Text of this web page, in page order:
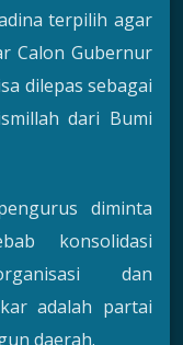
terpilih agar
Calon Gubernur
dilepas sebagai
dari Bumi
diminta
konsolidasi
dan
adalah partai
daerah.